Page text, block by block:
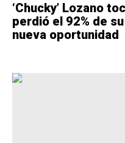
‘Chucky’ Lozano
perdió el 92% de
nueva oportunidad